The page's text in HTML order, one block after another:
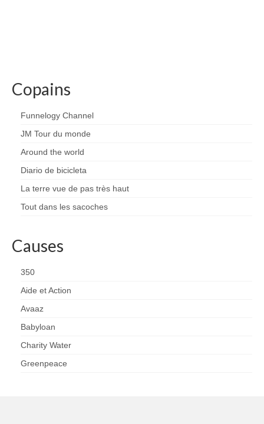
Copains
Funnelogy Channel
JM Tour du monde
Around the world
Diario de bicicleta
La terre vue de pas très haut
Tout dans les sacoches
Causes
350
Aide et Action
Avaaz
Babyloan
Charity Water
Greenpeace